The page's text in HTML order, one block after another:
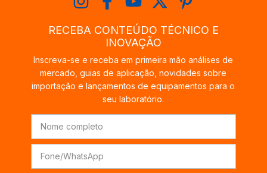
RECEBA CONTEÚDO TÉCNICO E
INOVAÇÃO
Inscreva-se e receba em primeira mão análises de
mercado, guias de aplicação, novidades sobre
importação e lançamentos de equipamentos para o
seu laboratório.